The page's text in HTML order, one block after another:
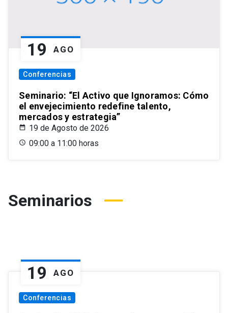
19 AGO
Conferencias
Seminario: “El Activo que Ignoramos: Cómo
el envejecimiento redefine talento,
mercados y estrategia”
19 de Agosto de 2026
09:00 a 11:00 horas
Seminarios
19 AGO
Conferencias